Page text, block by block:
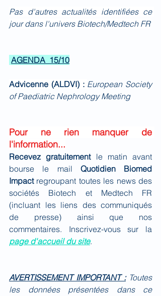
Pas d'autres actualités identifiées ce
jour dans l'univers Biotech/Medtech FR
AGENDA  15/10
Advicenne (ALDVI) : European Society
of Paediatric Nephrology Meeting
Pour ne rien manquer de
l'information...
Recevez gratuitement le matin avant
bourse le mail Quotidien Biomed
Impact regroupant toutes les news des
sociétés Biotech et Medtech FR
(incluant les liens des communiqués
de presse) ainsi que nos
page d'accueil du site.
AVERTISSEMENT IMPORTANT : Toutes
les données présentées dans ce